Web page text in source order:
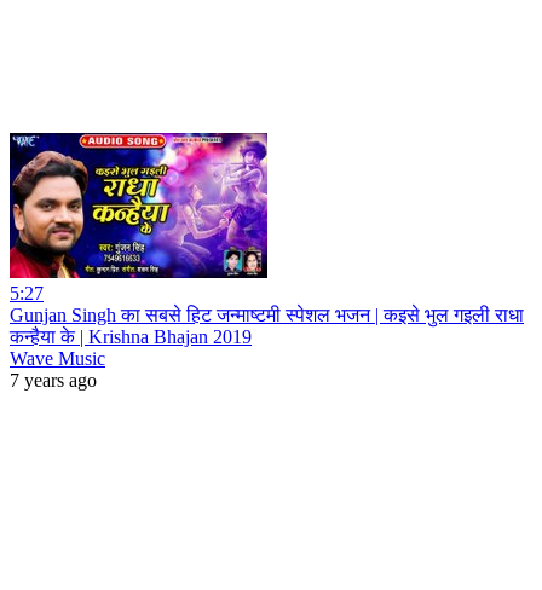
5:27
Gunjan Singh का सबसे हिट जन्माष्टमी स्पेशल भजन | कइसे भुल गइली राधा
कन्हैया के | Krishna Bhajan 2019
Wave Music
7 years ago